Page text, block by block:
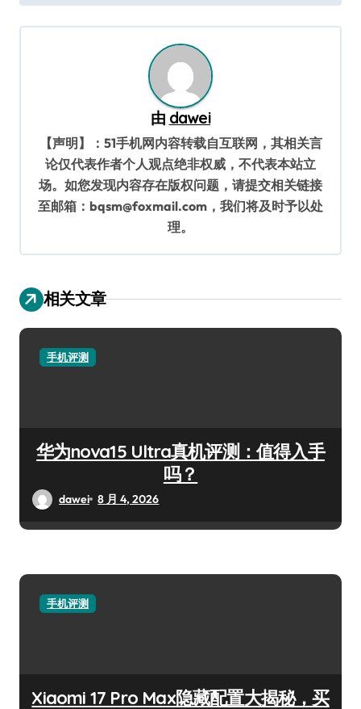
导
由 dawei
【声明】：51手机网内容转载自互联网，其相关言
论仅代表作者个人观点绝非权威，不代表本站立
场。如您发现内容存在版权问题，请提交相关链接
至邮箱：bqsm@foxmail.com，我们将及时予以处
理。
相关文章
手机评测
华为nova15 Ultra真机评测：值得入手
吗？
dawei 8 月 4, 2026
手机评测
Xiaomi 17 Pro Max隐藏配置大揭秘，买